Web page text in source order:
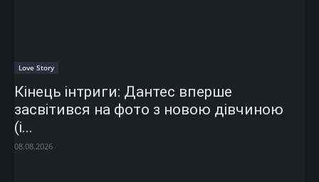
Love Story
Кінець інтриги: Дантес вперше
засвітився на фото з новою дівчиною
(і...
08.08.2026